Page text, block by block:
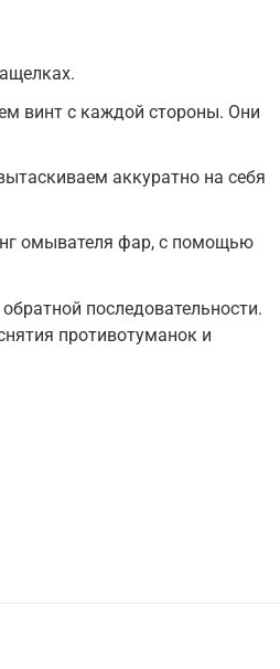
винт с каждой стороны. Они
аккуратно на себя
омывателя фар, с помощью
последовательности.
противотуманок и